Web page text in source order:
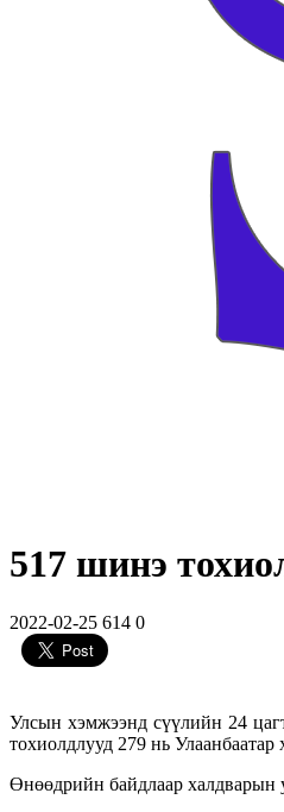
517 шинэ
2022-02-25 614 0
Улсын хэмжээнд сүүлийн 24
тохиолдлууд 279 нь Улаанбаатар
Өнөөдрийн байдлаар халдварын